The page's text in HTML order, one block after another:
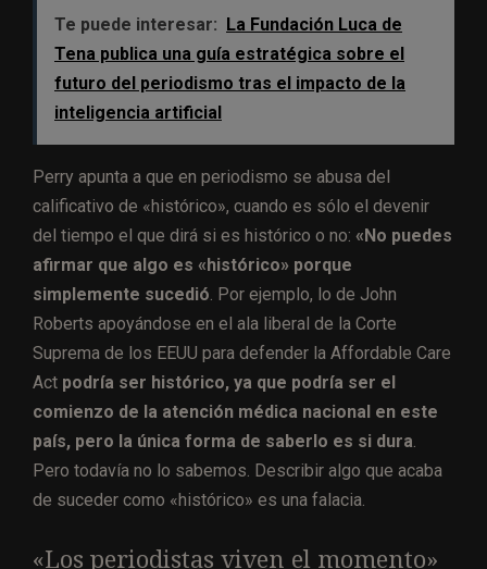
Te puede interesar: La Fundación Luca de
Tena publica una guía estratégica sobre el
futuro del periodismo tras el impacto de la
inteligencia artificial
Perry apunta a que en periodismo se abusa del
calificativo de «histórico», cuando es sólo el devenir
del tiempo el que dirá si es histórico o no: «No puedes
afirmar que algo es «histórico» porque
simplemente sucedió . Por ejemplo, lo de John
Roberts apoyándose en el ala liberal de la Corte
Suprema de los EEUU para defender la Affordable Care
Act podría ser histórico, ya que podría ser el
comienzo de la atención médica nacional en este
país, pero la única forma de saberlo es si dura
Pero todavía no lo sabemos. Describir algo que acaba
de suceder como «histórico» es una falacia.
«Los periodistas viven el momento»